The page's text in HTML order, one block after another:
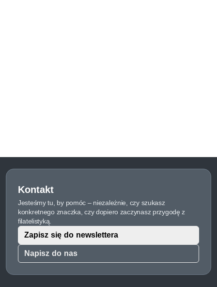
Kontakt
Jesteśmy tu, by pomóc – niezależnie, czy szukasz
konkretnego znaczka, czy dopiero zaczynasz przygodę z
filatelistyką.
Napisz do nas
Zapisz się do newslettera